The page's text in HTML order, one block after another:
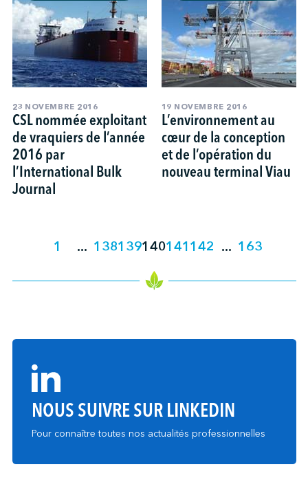
23 NOVEMBRE 2016
CSL nommée exploitant
de vraquiers de l’année
2016 par
l’International Bulk
Journal
19 NOVEMBRE 2016
L’environnement au
cœur de la conception
et de l’opération du
nouveau terminal Viau
1 ... 138139140141142 ... 163
NOUS SUIVRE SUR LINKEDIN
Pour connaître toutes nos actualités professionnelles